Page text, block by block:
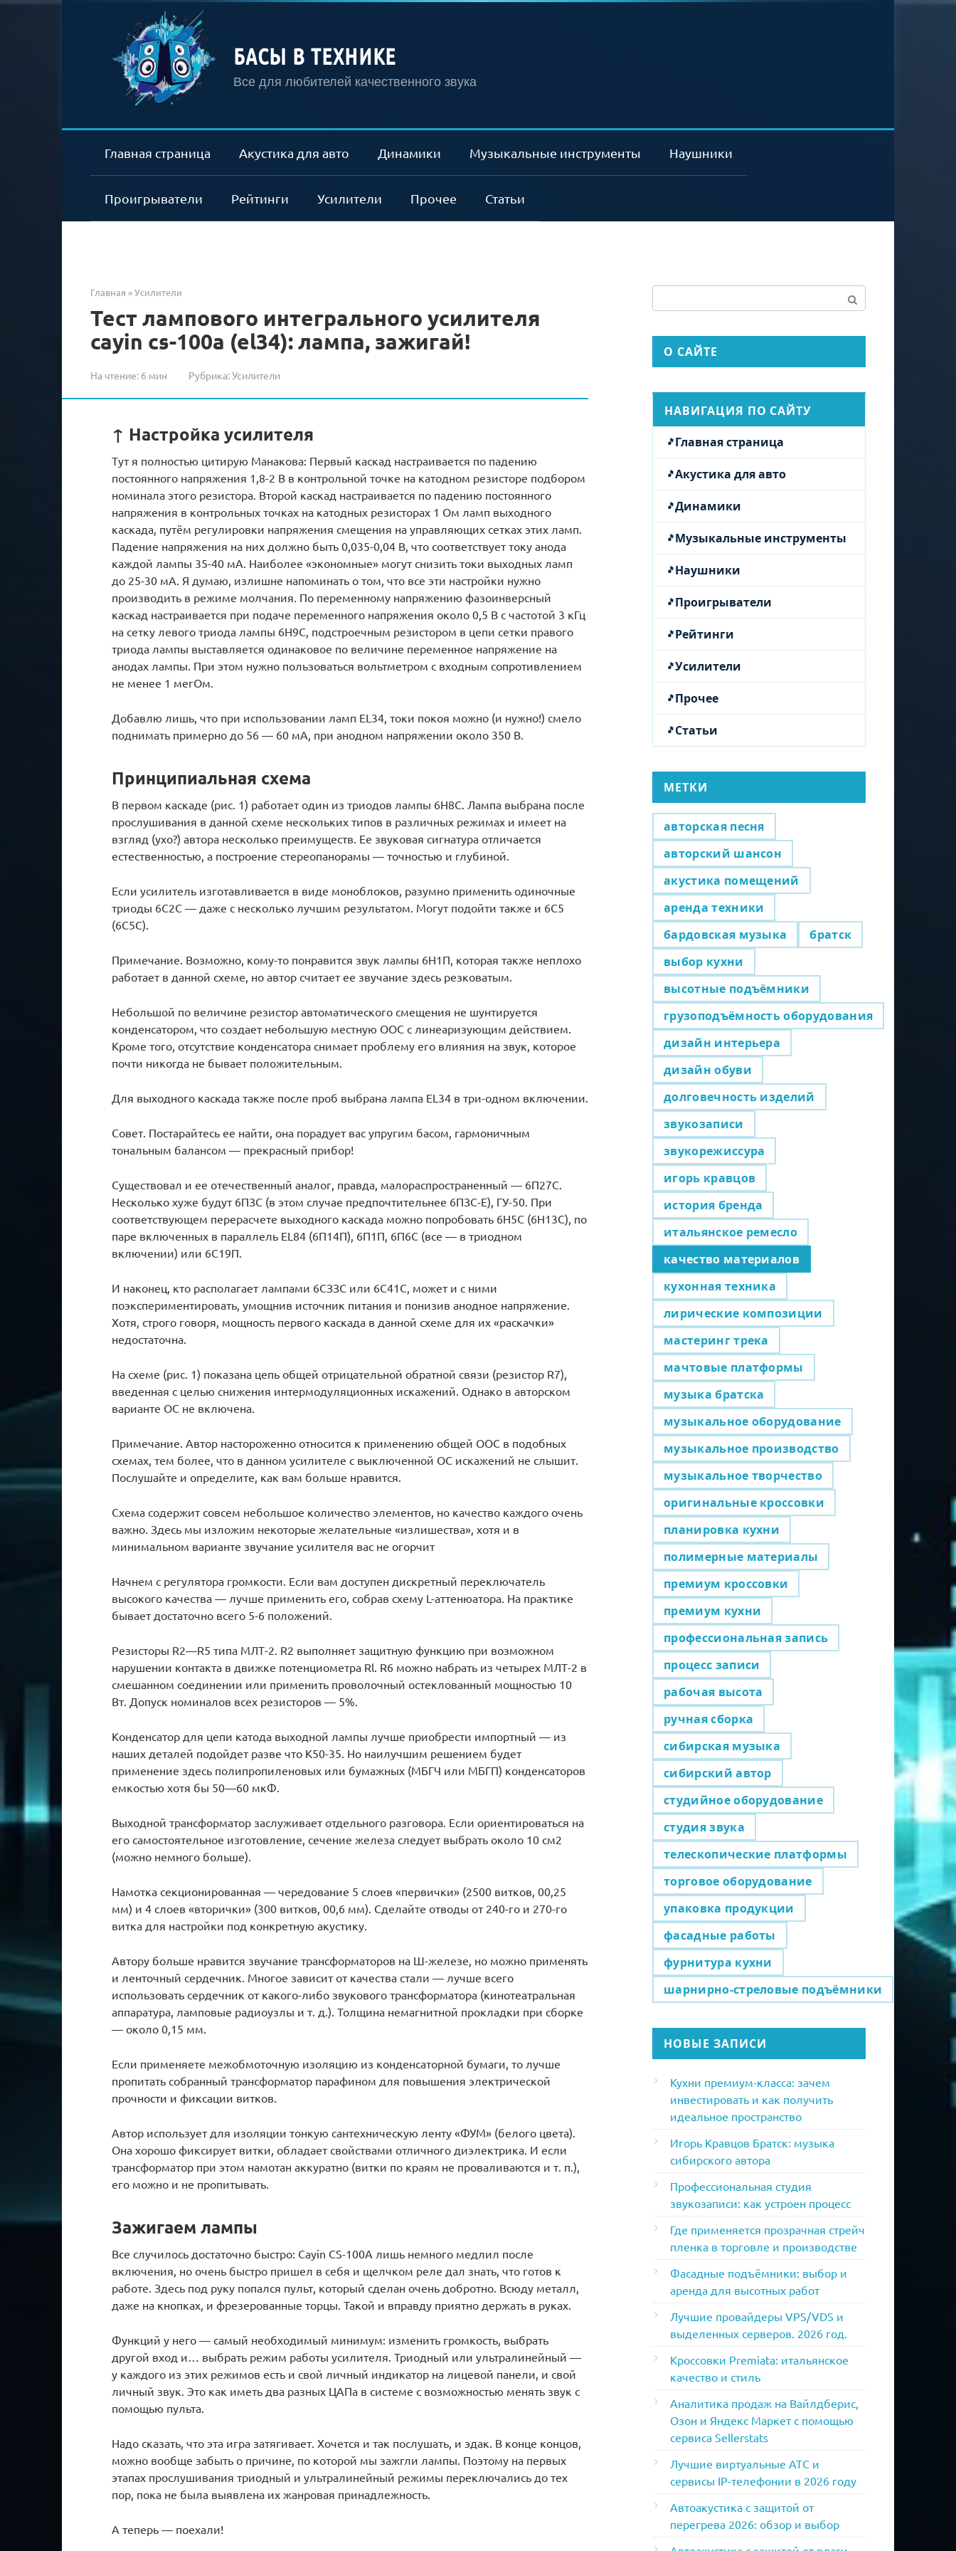
БАСЫ В ТЕХНИКЕ
Все для любителей качественного звука
Главная страница Акустика для авто Динамики Музыкальные инструменты Наушники
Проигрыватели Рейтинги Усилители Прочее Статьи
Главная »Усилители
Тест лампового интегрального усилителя
cayin cs-100a (el34): лампа, зажигай!
На чтение: 6 мин Рубрика:Усилители
↑ Настройка усилителя
Тут я полностью цитирую Манакова: Первый каскад настраивается по падению
постоянного напряжения 1,8-2 В в контрольной точке на катодном резисторе подбором
номинала этого резистора. Второй каскад настраивается по падению постоянного
напряжения в контрольных точках на катодных резисторах 1 Ом ламп выходного
каскада, путём регулировки напряжения смещения на управляющих сетках этих ламп.
Падение напряжения на них должно быть 0,035-0,04 В, что соответствует току анода
каждой лампы 35-40 мА. Наиболее «экономные» могут снизить токи выходных ламп
до 25-30 мА. Я думаю, излишне напоминать о том, что все эти настройки нужно
производить в режиме молчания. По переменному напряжению фазоинверсный
каскад настраивается при подаче переменного напряжения около 0,5 В с частотой 3 кГц
на сетку левого триода лампы 6Н9С, подстроечным резистором в цепи сетки правого
триода лампы выставляется одинаковое по величине переменное напряжение на
анодах лампы. При этом нужно пользоваться вольтметром с входным сопротивлением
не менее 1 мегОм.
Добавлю лишь, что при использовании ламп EL34, токи покоя можно (и нужно!) смело
поднимать примерно до 56 — 60 мА, при анодном напряжении около 350 В.
Принципиальная схема
В первом каскаде (рис. 1) работает один из триодов лампы 6Н8С. Лампа выбрана после
прослушивания в данной схеме нескольких типов в различных режимах и имеет на
взгляд (ухо?) автора несколько преимуществ. Ее звуковая сигнатура отличается
естественностью, а построение стереопанорамы — точностью и глубиной.
Если усилитель изготавливается в виде моноблоков, разумно применить одиночные
триоды 6С2С — даже с несколько лучшим результатом. Могут подойти также и 6С5
(6С5С).
Примечание. Возможно, кому-то понравится звук лампы 6Н1П, которая также неплохо
работает в данной схеме, но автор считает ее звучание здесь резковатым.
Небольшой по величине резистор автоматического смещения не шунтируется
конденсатором, что создает небольшую местную ООС с линеаризующим действием.
Кроме того, отсутствие конденсатора снимает проблему его влияния на звук, которое
почти никогда не бывает положительным.
Для выходного каскада также после проб выбрана лампа EL34 в три-одном включении.
Совет. Постарайтесь ее найти, она порадует вас упругим басом, гармоничным
тональным балансом — прекрасный прибор!
Существовал и ее отечественный аналог, правда, малораспространенный — 6П27С.
Несколько хуже будут 6ПЗС (в этом случае предпочтительнее 6ПЗС-Е), ГУ-50. При
соответствующем перерасчете выходного каскада можно попробовать 6Н5С (6Н13С), по
паре включенных в параллель EL84 (6П14П), 6П1П, 6П6С (все — в триодном
включении) или 6С19П.
И наконец, кто располагает лампами 6СЗЗС или 6С41С, может и с ними
поэкспериментировать, умощнив источник питания и понизив анодное напряжение.
Хотя, строго говоря, мощность первого каскада в данной схеме для их «раскачки»
недостаточна.
На схеме (рис. 1) показана цепь общей отрицательной обратной связи (резистор R7),
введенная с целью снижения интермодуляционных искажений. Однако в авторском
варианте ОС не включена.
Примечание. Автор настороженно относится к применению общей ООС в подобных
схемах, тем более, что в данном усилителе с выключенной ОС искажений не слышит.
Послушайте и определите, как вам больше нравится.
Схема содержит совсем небольшое количество элементов, но качество каждого очень
важно. Здесь мы изложим некоторые желательные «излишества», хотя и в
минимальном варианте звучание усилителя вас не огорчит
Начнем с регулятора громкости. Если вам доступен дискретный переключатель
высокого качества — лучше применить его, собрав схему L-аттенюатора. На практике
бывает достаточно всего 5-6 положений.
Резисторы R2—R5 типа МЛТ-2. R2 выполняет защитную функцию при возможном
нарушении контакта в движке потенциометра Rl. R6 можно набрать из четырех МЛТ-2 в
смешанном соединении или применить проволочный остеклованный мощностью 10
Вт. Допуск номиналов всех резисторов — 5%.
Конденсатор для цепи катода выходной лампы лучше приобрести импортный — из
наших деталей подойдет разве что К50-35. Но наилучшим решением будет
применение здесь полипропиленовых или бумажных (МБГЧ или МБГП) конденсаторов
емкостью хотя бы 50—60 мкФ.
Выходной трансформатор заслуживает отдельного разговора. Если ориентироваться на
его самостоятельное изготовление, сечение железа следует выбрать около 10 см2
(можно немного больше).
Намотка секционированная — чередование 5 слоев «первички» (2500 витков, 00,25
мм) и 4 слоев «вторички» (300 витков, 00,6 мм). Сделайте отводы от 240-го и 270-го
витка для настройки под конкретную акустику.
Автору больше нравится звучание трансформаторов на Ш-железе, но можно применять
и ленточный сердечник. Многое зависит от качества стали — лучше всего
использовать сердечник от какого-либо звукового трансформатора (кинотеатральная
аппаратура, ламповые радиоузлы и т. д.). Толщина немагнитной прокладки при сборке
— около 0,15 мм.
Если применяете межобмоточную изоляцию из конденсаторной бумаги, то лучше
пропитать собранный трансформатор парафином для повышения электрической
прочности и фиксации витков.
Автор использует для изоляции тонкую сантехническую ленту «ФУМ» (белого цвета).
Она хорошо фиксирует витки, обладает свойствами отличного диэлектрика. И если
трансформатор при этом намотан аккуратно (витки по краям не проваливаются и т. п.),
его можно и не пропитывать.
Зажигаем лампы
Все случилось достаточно быстро: Cayin CS-100A лишь немного медлил после
включения, но очень быстро пришел в себя и щелчком реле дал знать, что готов к
работе. Здесь под руку попался пульт, который сделан очень добротно. Всюду металл,
даже на кнопках, и фрезерованные торцы. Такой и вправду приятно держать в руках.
Функций у него — самый необходимый минимум: изменить громкость, выбрать
другой вход и… выбрать режим работы усилителя. Триодный или ультралинейный —
у каждого из этих режимов есть и свой личный индикатор на лицевой панели, и свой
личный звук. Это как иметь два разных ЦАПа в системе с возможностью менять звук с
помощью пульта.
Надо сказать, что эта игра затягивает. Хочется и так послушать, и эдак. В конце концов,
можно вообще забыть о причине, по которой мы зажгли лампы. Поэтому на первых
этапах прослушивания триодный и ультралинейный режимы переключались до тех
пор, пока не была выявлена их жанровая принадлежность.
А теперь — поехали!
О САЙТЕ
НАВИГАЦИЯ ПО САЙТУ
Главная страница
Акустика для авто
Динамики
Музыкальные инструменты
Наушники
Проигрыватели
Рейтинги
Усилители
Прочее
Статьи
МЕТКИ
авторская песня
авторский шансон
акустика помещений
аренда техники
бардовская музыка
братск
выбор кухни
высотные подъёмники
грузоподъёмность оборудования
дизайн интерьера
дизайн обуви
долговечность изделий
звукозаписи
звукорежиссура
игорь кравцов
история бренда
итальянское ремесло
качество материалов
кухонная техника
лирические композиции
мастеринг трека
мачтовые платформы
музыка братска
музыкальное оборудование
музыкальное производство
музыкальное творчество
оригинальные кроссовки
планировка кухни
полимерные материалы
премиум кроссовки
премиум кухни
профессиональная запись
процесс записи
рабочая высота
ручная сборка
сибирская музыка
сибирский автор
студийное оборудование
студия звука
телескопические платформы
торговое оборудование
упаковка продукции
фасадные работы
фурнитура кухни
шарнирно-стреловые подъёмники
НОВЫЕ ЗАПИСИ
Кухни премиум-класса: зачем
инвестировать и как получить
идеальное пространство
Игорь Кравцов Братск: музыка
сибирского автора
Профессиональная студия
звукозаписи: как устроен процесс
Где применяется прозрачная стрейч
пленка в торговле и производстве
Фасадные подъёмники: выбор и
аренда для высотных работ
Лучшие провайдеры VPS/VDS и
выделенных серверов. 2026 год.
Кроссовки Premiata: итальянское
качество и стиль
Аналитика продаж на Вайлдберис,
Озон и Яндекс Маркет с помощью
сервиса Sellerstats
Лучшие виртуальные АТС и
сервисы IP-телефонии в 2026 году
Автоакустика с защитой от
перегрева 2026: обзор и выбор